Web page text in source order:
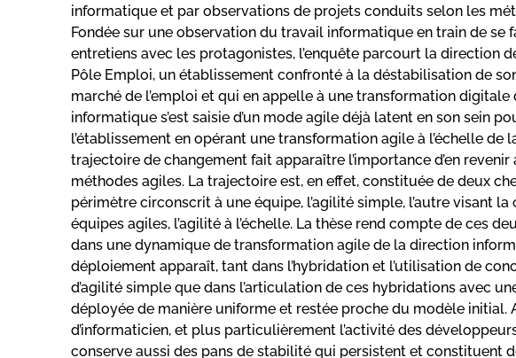
informatique et par observations de projets conduits selon les
Fondée sur une observation du travail informatique en train de se
entretiens avec les protagonistes, l’enquête parcourt la direction
Pôle Emploi, un établissement confronté à la déstabilisation de
marché de l’emploi et qui en appelle à une transformation digitale
informatique s’est saisie d’un mode agile déjà latent en son sein
l’établissement en opérant une transformation agile à l’échelle de
trajectoire de changement fait apparaître l’importance d’en
méthodes agiles. La trajectoire est, en effet, constituée de deux
périmètre circonscrit à une équipe, l’agilité simple, l’autre visant
équipes agiles, l’agilité à l’échelle. La thèse rend compte de ces
dans une dynamique de transformation agile de la direction
déploiement apparaît, tant dans l’hybridation et l’utilisation de
d’agilité simple que dans l’articulation de ces hybridations avec
déployée de manière uniforme et restée proche du modèle initial.
d’informaticien, et plus particulièrement l’activité des
conserve aussi des pans de stabilité qui persistent et constituent